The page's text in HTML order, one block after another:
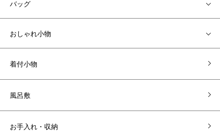
バッグ
おしゃれ小物
着付小物
風呂敷
お手入れ・収納